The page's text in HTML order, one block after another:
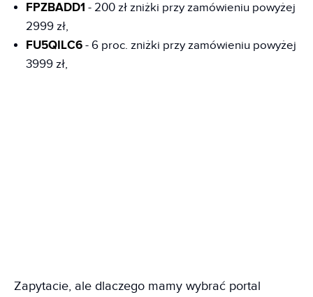
FPZBADD1 - 200 zł zniżki przy zamówieniu powyżej
2999 zł,
FU5QILC6 - 6 proc. zniżki przy zamówieniu powyżej
3999 zł,
Zapytacie, ale dlaczego mamy wybrać portal